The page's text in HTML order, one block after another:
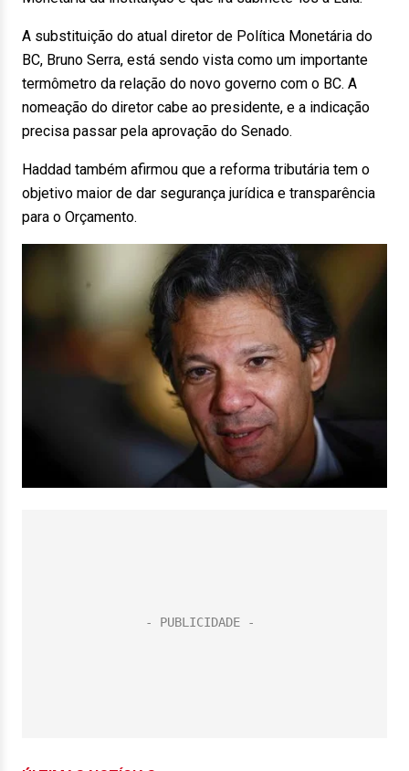
A substituição do atual diretor de Política Monetária do
BC, Bruno Serra, está sendo vista como um importante
termômetro da relação do novo governo com o BC. A
nomeação do diretor cabe ao presidente, e a indicação
precisa passar pela aprovação do Senado.
Haddad também afirmou que a reforma tributária tem o
objetivo maior de dar segurança jurídica e transparência
para o Orçamento.